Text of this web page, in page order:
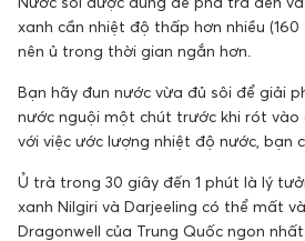
xanh cần nhiệt độ thấp hơn nhiều (160
nên ủ trong thời gian ngắn hơn.
Bạn hãy đun nước vừa đủ sôi để giải
nước nguội một chút trước khi rót vào
với việc ước lượng nhiệt độ nước, bạn
Ủ trà trong 30 giây đến 1 phút là lý
xanh Nilgiri và Darjeeling có thể mất
Dragonwell của Trung Quốc ngon